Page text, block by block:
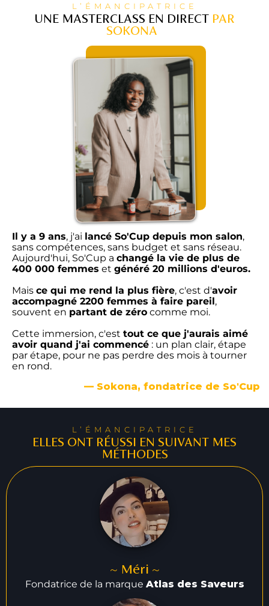
L’ÉMANCIPATRICE
UNE MASTERCLASS EN DIRECT PAR
SOKONA
Il y a 9 ans, j'ai lancé So'Cup depuis mon salon,
sans compétences, sans budget et sans réseau.
Aujourd'hui, So'Cup a changé la vie de plus de
400 000 femmes et généré 20 millions d'euros.
Mais ce qui me rend la plus fière, c'est d'avoir
accompagné 2200 femmes à faire pareil,
souvent en partant de zéro comme moi.
Cette immersion, c'est tout ce que j'aurais aimé
avoir quand j'ai commencé : un plan clair, étape
par étape, pour ne pas perdre des mois à tourner
en rond.
— Sokona, fondatrice de So'Cup
L’ÉMANCIPATRICE
ELLES ONT RÉUSSI EN SUIVANT MES
MÉTHODES
~ Méri ~
Fondatrice de la marque Atlas des Saveurs